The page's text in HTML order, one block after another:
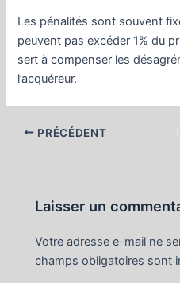
Les pénalités sont souvent
peuvent pas excéder 1% du
sert à compenser les
l’acquéreur.
NavigationPRÉCÉDENT
Laisser un
Votre adresse e-mail ne
champs obligatoires sont